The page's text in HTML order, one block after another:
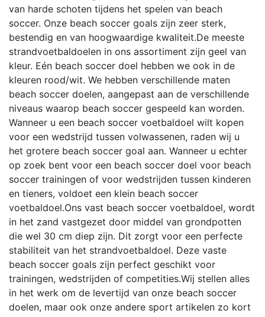
van harde schoten tijdens het spelen van beach
soccer. Onze beach soccer goals zijn zeer sterk,
bestendig en van hoogwaardige kwaliteit.De meeste
strandvoetbaldoelen in ons assortiment zijn geel van
kleur. Eén beach soccer doel hebben we ook in de
kleuren rood/wit. We hebben verschillende maten
beach soccer doelen, aangepast aan de verschillende
niveaus waarop beach soccer gespeeld kan worden.
Wanneer u een beach soccer voetbaldoel wilt kopen
voor een wedstrijd tussen volwassenen, raden wij u
het grotere beach soccer goal aan. Wanneer u echter
op zoek bent voor een beach soccer doel voor beach
soccer trainingen of voor wedstrijden tussen kinderen
en tieners, voldoet een klein beach soccer
voetbaldoel.Ons vast beach soccer voetbaldoel, wordt
in het zand vastgezet door middel van grondpotten
die wel 30 cm diep zijn. Dit zorgt voor een perfecte
stabiliteit van het strandvoetbaldoel. Deze vaste
beach soccer goals zijn perfect geschikt voor
trainingen, wedstrijden of competities.Wij stellen alles
in het werk om de levertijd van onze beach soccer
doelen, maar ook onze andere sport artikelen zo kort